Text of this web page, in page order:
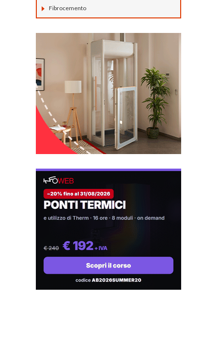
Fibrocemento